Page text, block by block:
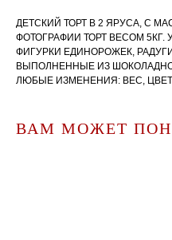
ДЕТСКИЙ ТОРТ В 2 ЯРУСА, С
ФОТОГРАФИИ ТОРТ ВЕСОМ
ФИГУРКИ ЕДИНОРОЖЕК,
ВЫПОЛНЕННЫЕ ИЗ
ЛЮБЫЕ ИЗМЕНЕНИЯ: ВЕС,
ВАМ МОЖЕТ